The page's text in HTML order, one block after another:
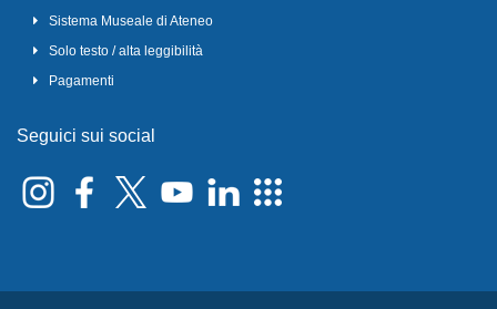
Sistema Museale di Ateneo
Solo testo / alta leggibilità
Pagamenti
Seguici sui social